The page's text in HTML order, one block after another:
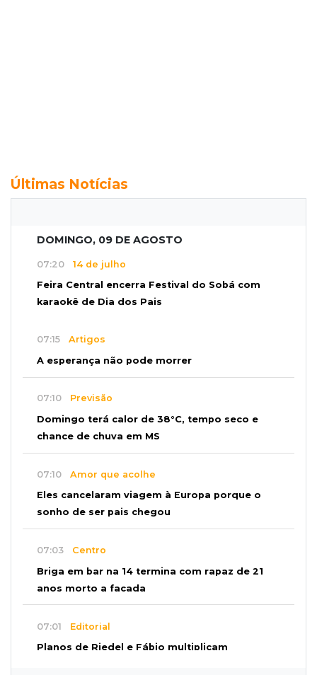
Últimas Notícias
DOMINGO, 09 DE AGOSTO
07:20 14 de julho
Feira Central encerra Festival do Sobá com
karaokê de Dia dos Pais
07:15 Artigos
A esperança não pode morrer
07:10 Previsão
Domingo terá calor de 38°C, tempo seco e
chance de chuva em MS
07:10 Amor que acolhe
Eles cancelaram viagem à Europa porque o
sonho de ser pais chegou
07:03 Centro
Briga em bar na 14 termina com rapaz de 21
anos morto a facada
07:01 Editorial
Planos de Riedel e Fábio multiplicam